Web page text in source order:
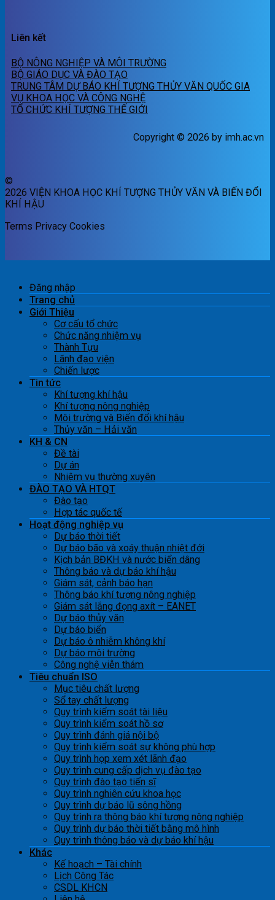
Liên kết
BỘ NÔNG NGHIỆP VÀ MÔI TRƯỜNG
BỘ GIÁO DỤC VÀ ĐÀO TẠO
TRUNG TÂM DỰ BÁO KHÍ TƯỢNG THỦY VĂN QUỐC GIA
VỤ KHOA HỌC VÀ CÔNG NGHỆ
TỔ CHỨC KHÍ TƯỢNG THẾ GIỚI
Copyright © 2026 by imh.ac.vn
©
2026 VIỆN KHOA HỌC KHÍ TƯỢNG THỦY VĂN VÀ BIẾN ĐỔI
KHÍ HẬU
Terms Privacy Cookies
Đăng nhập
Trang chủ
Giới Thiệu
Cơ cấu tổ chức
Chức năng nhiệm vụ
Thành Tựu
Lãnh đạo viện
Chiến lược
Tin tức
Khí tượng khí hậu
Khí tượng nông nghiệp
Môi trường và Biến đổi khí hậu
Thủy văn – Hải văn
KH & CN
Đề tài
Dự án
Nhiệm vụ thường xuyên
ĐÀO TẠO VÀ HTQT
Đào tạo
Hợp tác quốc tế
Hoạt động nghiệp vụ
Dự báo thời tiết
Dự báo bão và xoáy thuận nhiệt đới
Kịch bản BĐKH và nước biển dâng
Thông báo và dự báo khí hậu
Giám sát, cảnh báo hạn
Thông báo khí tượng nông nghiệp
Giám sát lắng đọng axít – EANET
Dự báo thủy văn
Dự báo biển
Dự báo ô nhiễm không khí
Dự báo môi trường
Công nghệ viễn thám
Tiêu chuẩn ISO
Mục tiêu chất lượng
Sổ tay chất lượng
Quy trình kiểm soát tài liệu
Quy trình kiểm soát hồ sơ
Quy trình đánh giá nội bộ
Quy trình kiểm soát sự không phù hợp
Quy trình họp xem xét lãnh đạo
Quy trình cung cấp dịch vụ đào tạo
Quy trình đào tạo tiến sĩ
Quy trình nghiên cứu khoa học
Quy trình dự báo lũ sông hồng
Quy trình ra thông báo khí tượng nông nghiệp
Quy trình dự báo thời tiết bằng mô hình
Quy trình thông báo và dự báo khí hậu
Khác
Kế hoạch – Tài chính
Lịch Công Tác
CSDL KHCN